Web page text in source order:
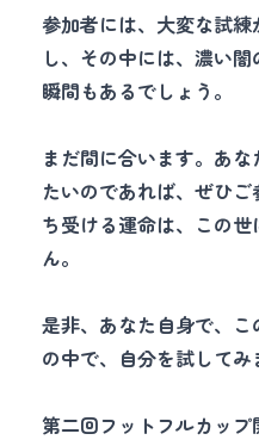
参加者には、大変な試
し、その中には、濃い
瞬間もあるでしょう。
まだ間に合います。あ
たいのであれば、ぜひ
ち受ける運命は、この
ん。
是非、あなた自身で、
の中で、自分を試してみ
第二回フットフルカッ